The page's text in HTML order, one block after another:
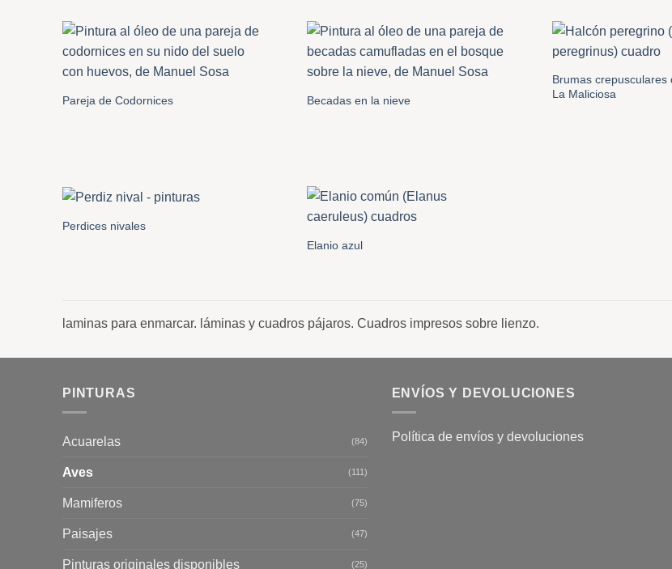
Pareja de Codornices Becadas en la nieve
Brumas
La Maliciosa
Perdices nivales
Elanio azul
laminas para enmarcar. láminas y cuadros pájaros. Cuadros impresos sobre lienzo.
PINTURAS
Acuarelas (84)
Aves (111)
Mamiferos (75)
Paisajes (47)
Pinturas originales disponibles (25)
ENVÍOS Y DEVOLUCIONES
Política de envíos y devoluciones